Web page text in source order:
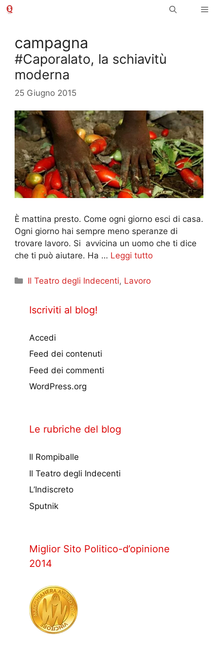
Vai
campagna
#Caporalato, la schiavitù
moderna
25 Giugno 2015
È mattina presto. Come ogni giorno esci di casa.
Ogni giorno hai sempre meno speranze di
trovare lavoro. Si avvicina un uomo che ti dice
che ti può aiutare. Ha … Leggi tutto
Categorie
Il Teatro degli Indecenti, Lavoro
Iscriviti al blog!
Accedi
Feed dei contenuti
Feed dei commenti
WordPress.org
Le rubriche del blog
Il Rompiballe
Il Teatro degli Indecenti
L’Indiscreto
Sputnik
Miglior Sito Politico-d’opinione
2014